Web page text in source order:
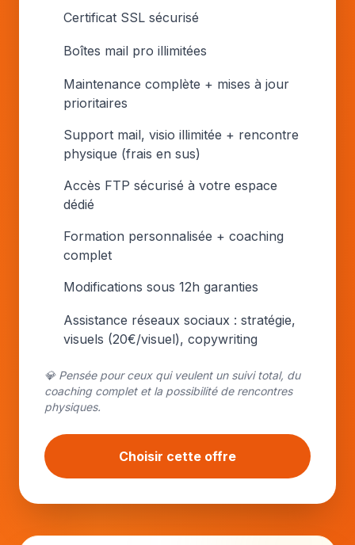
Certificat SSL sécurisé
Boîtes mail pro illimitées
Maintenance complète + mises à jour
prioritaires
Support mail, visio illimitée + rencontre
physique (frais en sus)
Accès FTP sécurisé à votre espace
dédié
Formation personnalisée + coaching
complet
Modifications sous 12h garanties
Assistance réseaux sociaux : stratégie,
visuels (20€/visuel), copywriting
💎 Pensée pour ceux qui veulent un suivi total, du
coaching complet et la possibilité de rencontres
physiques.
Choisir cette offre